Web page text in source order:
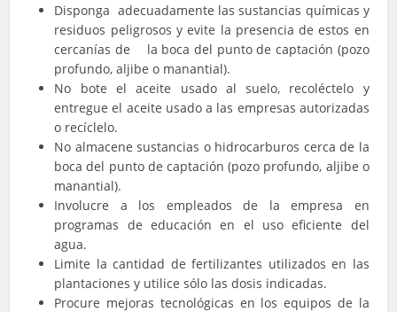
Disponga adecuadamente las sustancias químicas y
residuos peligrosos y evite la presencia de estos en
cercanías de la boca del punto de captación (pozo
profundo, aljibe o manantial).
No bote el aceite usado al suelo, recoléctelo y
entregue el aceite usado a las empresas autorizadas
o recíclelo.
No almacene sustancias o hidrocarburos cerca de la
boca del punto de captación (pozo profundo, aljibe o
manantial).
Involucre a los empleados de la empresa en
programas de educación en el uso eficiente del
agua.
Limite la cantidad de fertilizantes utilizados en las
plantaciones y utilice sólo las dosis indicadas.
Procure mejoras tecnológicas en los equipos de la